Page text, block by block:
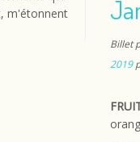
m'étonnent
Billet
2019